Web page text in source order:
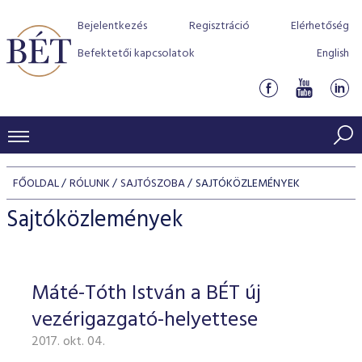
Bejelentkezés Regisztráció
Elérhetőség
Befektetői kapcsolatok
English
KERESKEDÉSI ADATOK
INDEXEK
Jelzáloglevél indexek
Vállalati kötvény indexek
Azonnali Piac
Részvények
Származékos piac
BEFEKTETŐK
Részvény szekció
Hitelpapír szekció
BÉT szabályzatok
Befektetővédelem
Alkalmazott díjstruktúra
Elszámolás
Részvény és vállalati kötvény tőzsdei bevezetését
program
BÉT Xtend - Részvénypiac egyszerűen
TŐZSDETAGOK
Tőzsdetagok, üzletkötők
VENDOROK
FŐOLDAL RÓLUNK SAJTÓSZOBA SAJTÓKÖZLEMÉNYEK
Sajtóközlemények
Máté-Tóth István a BÉT új
vezérigazgató-helyettese
2017. okt. 04.